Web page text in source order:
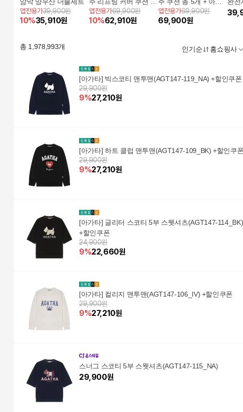
앱전용가39,900원
10%35,910원
5개 + 아가타 캔버스백
패키지
앱전용가69,900원
10%62,910원
타 크로스백 패키지
앱전용가69,900원
69,900원
더블
총 1,978,993개 인기순 홈쇼핑사
[아가타] 빅스코티 맨투맨(AGT147-119_NA) +할인쿠폰
29,900원
9%27,210원
[아가타] 하트 클럽 맨투맨(AGT147-109_BK) +할인쿠
29,900원
9%27,210원
[아가타] 글리터 스코티 5부 스웻셔츠(AGT147-114_BK)
+할인쿠폰
24,900원
9%22,660원
[아가타] 컬리지 맨투맨(AGT147-106_IV) +할인쿠폰
29,900원
9%27,210원
스너그 스코티 5부 스웻셔츠(AGT147-115_NA)
29,900원